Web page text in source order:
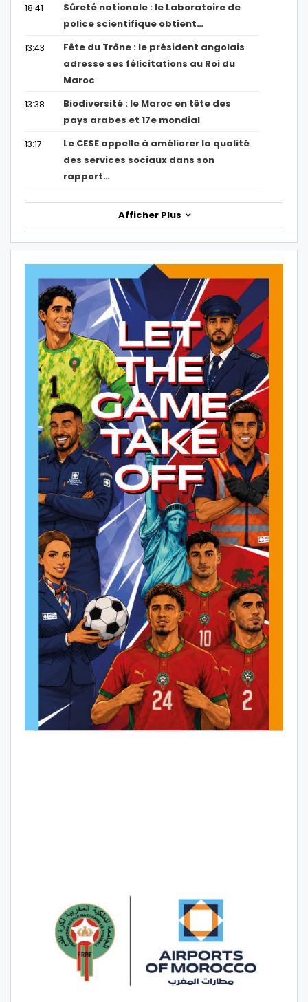
18:41
Sûreté nationale : le Laboratoire de
police scientifique obtient…
13:43
Fête du Trône : le président angolais
adresse ses félicitations au Roi du
Maroc
13:38
Biodiversité : le Maroc en tête des
pays arabes et 17e mondial
13:17
Le CESE appelle à améliorer la qualité
des services sociaux dans son
rapport…
Afficher Plus